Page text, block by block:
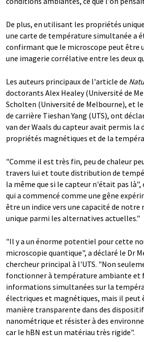
De plus, en utilisant les propriétés
une carte de température simultanée a
confirmant que le microscope peut être
une imagerie corrélative entre les deux
Les auteurs principaux de l'article de
doctorants Alex Healey (Université de
Scholten (Université de Melbourne), et
de carrière Tieshan Yang (UTS), ont
van der Waals du capteur avait permis la
propriétés magnétiques et de la
"Comme il est très fin, peu de chaleur
travers lui et toute distribution de
la même que si le capteur n'était pas là",
qui a commencé comme une gêne
être un indice vers une capacité de notre
unique parmi les alternatives actuelles."
"Il y a un énorme potentiel pour cette
microscopie quantique", a déclaré le Dr
chercheur principal à l'UTS. "Non
fonctionner à température ambiante et
informations simultanées sur la
électriques et magnétiques, mais il peut
manière transparente dans des
nanométrique et résister à des
car le hBN est un matériau très rigide".